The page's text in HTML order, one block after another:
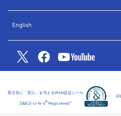
English
取引先に「安心」を与えるWeb認証シール
D&B D-U-N-S® Registered™
詳